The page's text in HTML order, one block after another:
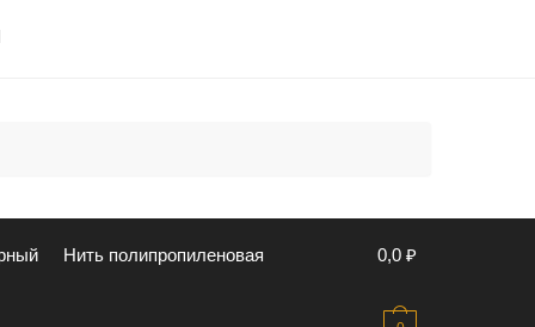
Нить полипропиленовая 0,0₽